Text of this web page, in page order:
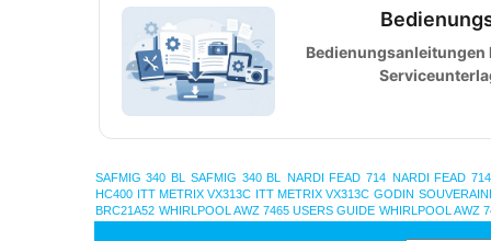
Bedienungsanleitungen
SAFMIG 340 BL SAFMIG 340 BL NARDI FEAD 714 NARDI FEAD 714
HC400 ITT METRIX VX313C ITT METRIX VX313C GODIN
BRC21A52 WHIRLPOOL AWZ 7465 USERS GUIDE WHIRLPOOL AWZ